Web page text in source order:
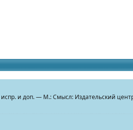
и доп. — М.: Смысл: Издательский